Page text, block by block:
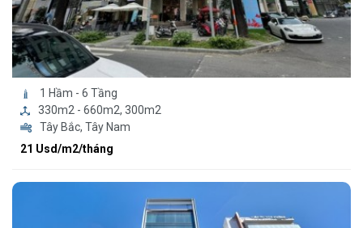
1 Hầm - 6 Tầng
330m2 - 660m2, 300m2
Tây Bắc, Tây Nam
21 Usd/m2/tháng